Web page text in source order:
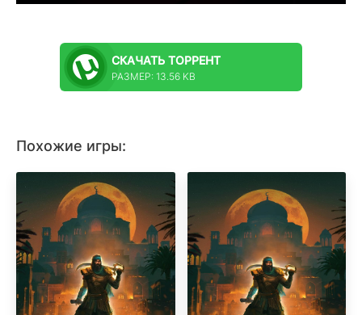
СКАЧАТЬ ТОРРЕНТ
РАЗМЕР: 13.56 KB
Похожие игры: